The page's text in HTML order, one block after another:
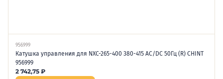
956999
Катушка управления для NXC-265-400 380-415 AC/DC 50Гц (R) CHINT
956999
2 742,75 ₽